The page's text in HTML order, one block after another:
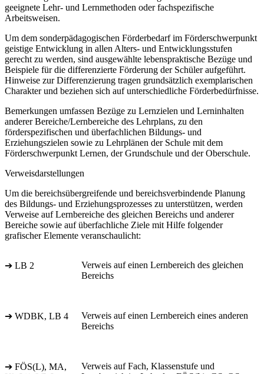
geeignete Lehr- und Lernmethoden oder fachspezifische
Arbeitsweisen.
Um dem sonderpädagogischen Förderbedarf im Förderschwerpunkt
geistige Entwicklung in allen Alters- und Entwicklungsstufen
gerecht zu werden, sind ausgewählte lebenspraktische Bezüge und
Beispiele für die differenzierte Förderung der Schüler aufgeführt.
Hinweise zur Differenzierung tragen grundsätzlich exemplarischen
Charakter und beziehen sich auf unterschiedliche Förderbedürfnisse.
Bemerkungen umfassen Bezüge zu Lernzielen und Lerninhalten
anderer Bereiche/Lernbereiche des Lehrplans, zu den
förderspezifischen und überfachlichen Bildungs- und
Erziehungszielen sowie zu Lehrplänen der Schule mit dem
Förderschwerpunkt Lernen, der Grundschule und der Oberschule.
Verweisdarstellungen
Um die bereichsübergreifende und bereichsverbindende Planung
des Bildungs- und Erziehungsprozesses zu unterstützen, werden
Verweise auf Lernbereiche des gleichen Bereichs und anderer
Bereiche sowie auf überfachliche Ziele mit Hilfe folgender
grafischer Elemente veranschaulicht:
➔ LB 2
Verweis auf einen Lernbereich des gleichen
Bereichs
➔ WDBK, LB 4
Verweis auf einen Lernbereich eines anderen
Bereichs
➔ FÖS(L), MA,
Verweis auf Fach, Klassenstufe und